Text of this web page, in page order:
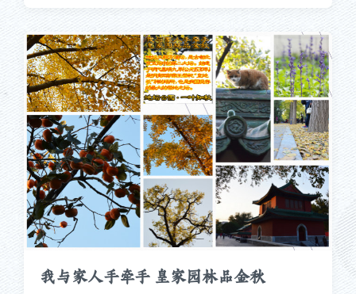
日
期
于
我与家人手牵手 皇家园林品金秋